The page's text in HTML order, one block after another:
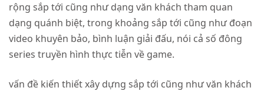
rộng sắp tới cũng như dạng văn khách tham quan
dạng quánh biệt, trong khoảng sắp tới cũng như đoạn
video khuyên bảo, bình luận giải đấu, nói cả số đông
series truyền hình thực tiễn về game.
vấn đề kiến thiết xây dựng sắp tới cũng như văn khách